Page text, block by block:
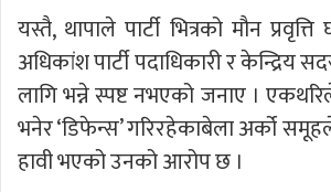
यस्तै, थापाले पार्टी भित्रको मौन
अधिकांश पार्टी पदाधिकारी र केन्द्रिय
लागि भन्ने स्पष्ट नभएको जनाए ।
भनेर ‘डिफेन्स’ गरिरहेकाबेला अर्को समूहले
हावी भएको उनको आरोप छ ।